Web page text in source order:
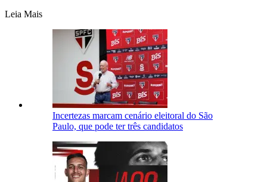
Leia Mais
Incertezas marcam cenário eleitoral do São
Paulo, que pode ter três candidatos